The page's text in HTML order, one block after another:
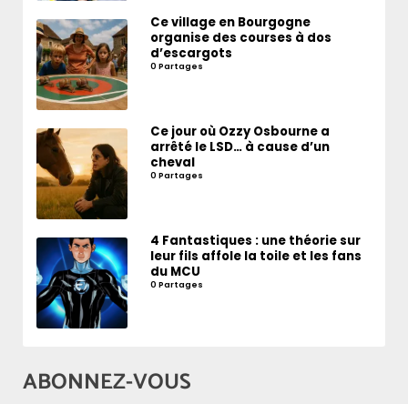
Ce village en Bourgogne
organise des courses à dos
d’escargots
0 Partages
Ce jour où Ozzy Osbourne a
arrêté le LSD… à cause d’un
cheval
0 Partages
4 Fantastiques : une théorie sur
leur fils affole la toile et les fans
du MCU
0 Partages
ABONNEZ-VOUS